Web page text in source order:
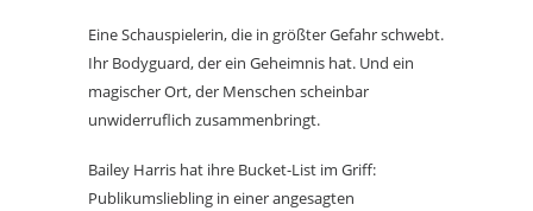
Eine Schauspielerin, die in größter Gefahr schwebt.
Ihr Bodyguard, der ein Geheimnis hat. Und ein
magischer Ort, der Menschen scheinbar
unwiderruflich zusammenbringt.
Bailey Harris hat ihre Bucket-List im Griff:
Publikumsliebling in einer angesagten